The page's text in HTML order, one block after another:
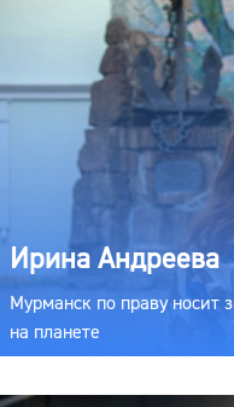
Ирина Андреева
Мурманск по праву носит
на планете